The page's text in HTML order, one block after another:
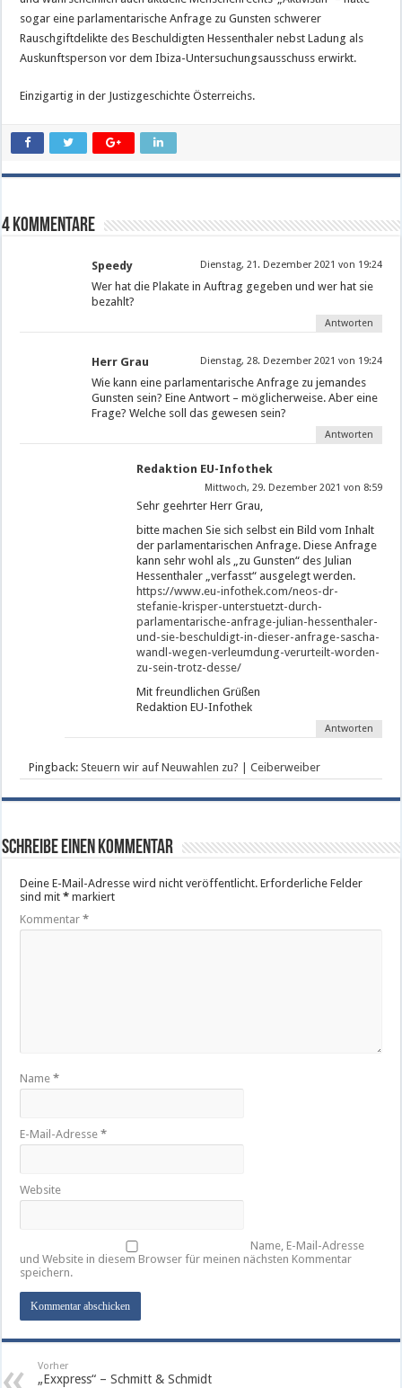
sogar eine parlamentarische Anfrage zu Gunsten schwerer
Rauschgiftdelikte des Beschuldigten Hessenthaler nebst Ladung als
Auskunftsperson vor dem Ibiza-Untersuchungsausschuss erwirkt.
Einzigartig in der Justizgeschichte Österreichs.
4 Kommentare
Speedy Dienstag, 21. Dezember 2021 von 19:24
Wer hat die Plakate in Auftrag gegeben und wer hat sie
bezahlt?
Antworten
Herr Grau Dienstag, 28. Dezember 2021 von 19:24
Wie kann eine parlamentarische Anfrage zu jemandes
Gunsten sein? Eine Antwort – möglicherweise. Aber eine
Frage? Welche soll das gewesen sein?
Antworten
Redaktion EU-Infothek
Mittwoch, 29. Dezember 2021 von 8:59
Sehr geehrter Herr Grau,
bitte machen Sie sich selbst ein Bild vom Inhalt
der parlamentarischen Anfrage. Diese Anfrage
kann sehr wohl als „zu Gunsten“ des Julian
Hessenthaler „verfasst“ ausgelegt werden.
https://www.eu-infothek.com/neos-dr-
stefanie-krisper-unterstuetzt-durch-
parlamentarische-anfrage-julian-hessenthaler-
und-sie-beschuldigt-in-dieser-anfrage-sascha-
wandl-wegen-verleumdung-verurteilt-worden-
zu-sein-trotz-desse/
Mit freundlichen Grüßen
Redaktion EU-Infothek
Antworten
Pingback:Steuern wir auf Neuwahlen zu? | Ceiberweiber
Schreibe einen Kommentar
Deine E-Mail-Adresse wird nicht veröffentlicht. Erforderliche Felder
sind mit* markiert
Kommentar*
Name*
E-Mail-Adresse*
Website
Name, E-Mail-Adresse
und Website in diesem Browser für meinen nächsten Kommentar
speichern.
Vorher
„Exxpress“ – Schmitt & Schmidt